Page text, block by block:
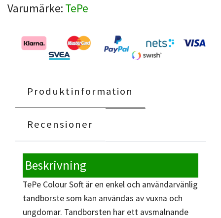
Varumärke: TePe
Produktinformation
Recensioner
Beskrivning
TePe Colour Soft är en enkel och användarvänlig
tandborste som kan användas av vuxna och
ungdomar. Tandborsten har ett avsmalnande